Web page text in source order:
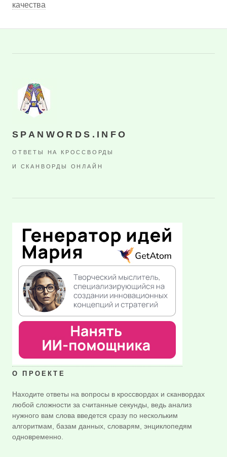
качества
SPANWORDS.INFO
ОТВЕТЫ НА КРОССВОРДЫ
И СКАНВОРДЫ ОНЛАЙН
О ПРОЕКТЕ
Находите ответы на вопросы в кроссвордах и сканвордах
любой сложности за считанные секунды, ведь анализ
нужного вам слова введется сразу по нескольким
алгоритмам, базам данных, словарям, энциклопедям
одновременно.